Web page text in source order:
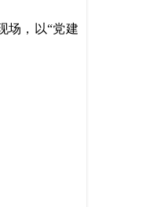
场，以“党建